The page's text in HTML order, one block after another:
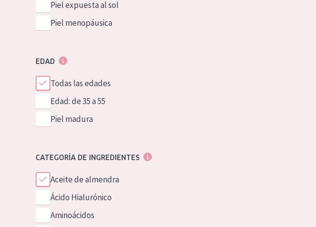
Piel expuesta al sol
Piel menopáusica
EDAD
Todas las edades
Edad: de 35 a 55
Piel madura
CATEGORÍA DE INGREDIENTES
Aceite de almendra
Ácido Hialurónico
Aminoácidos